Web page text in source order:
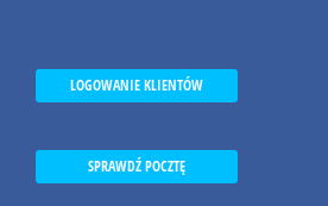
LOGOWANIE KLIENTÓW
SPRAWDŹ POCZTĘ